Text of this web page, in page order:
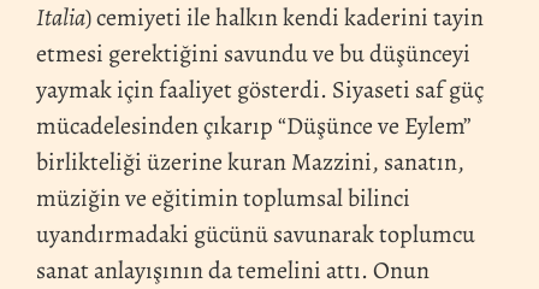
Italia) cemiyeti ile halkın kendi kaderini tayin
etmesi gerektiğini savundu ve bu düşünceyi
yaymak için faaliyet gösterdi. Siyaseti saf güç
mücadelesinden çıkarıp “Düşünce ve Eylem”
birlikteliği üzerine kuran Mazzini, sanatın,
müziğin ve eğitimin toplumsal bilinci
uyandırmadaki gücünü savunarak toplumcu
sanat anlayışının da temelini attı. Onun